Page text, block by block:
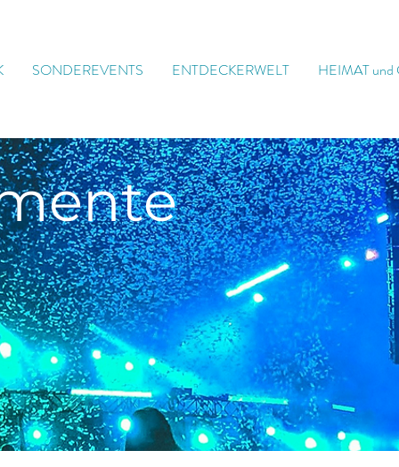
SONDEREVENTS ENTDECKERWELT HEIMAT